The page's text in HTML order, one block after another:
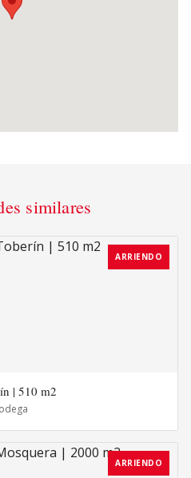
similares
ARRIENDO
| 510 m2
ARRIENDO